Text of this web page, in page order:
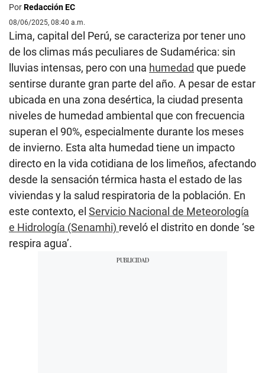
PorRedacción EC
08/06/2025, 08:40 a.m.
Lima, capital del Perú, se caracteriza por tener uno
de los climas más peculiares de Sudamérica: sin
lluvias intensas, pero con una humedad que puede
sentirse durante gran parte del año. A pesar de estar
ubicada en una zona desértica, la ciudad presenta
niveles de humedad ambiental que con frecuencia
superan el 90%, especialmente durante los meses
de invierno. Esta alta humedad tiene un impacto
directo en la vida cotidiana de los limeños, afectando
desde la sensación térmica hasta el estado de las
viviendas y la salud respiratoria de la población. En
este contexto, el Servicio Nacional de Meteorología
e Hidrología (Senamhi) reveló el distrito en donde ‘se
respira agua’.